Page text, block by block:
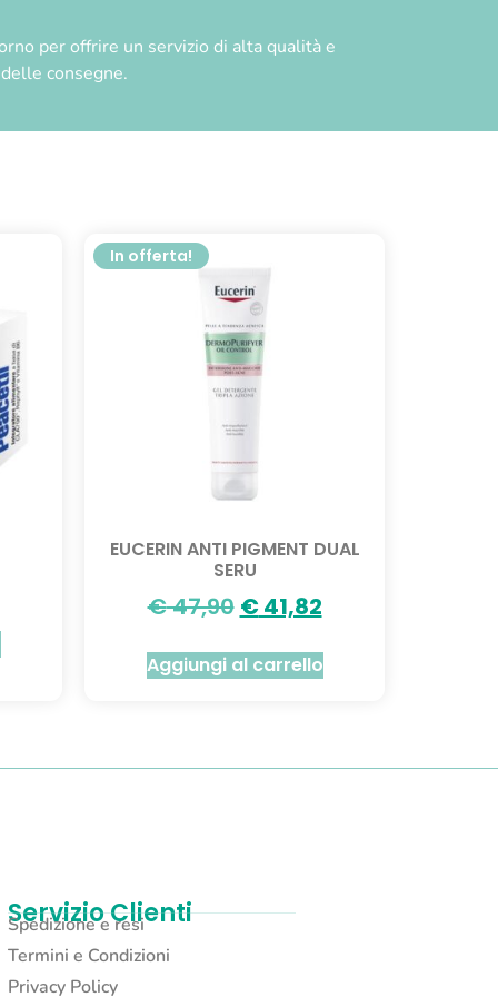
per offrire un servizio di alta qualità e
consegne.
In offerta!
EUCERIN ANTI PIGMENT DUAL
SERU
€47,90 €41,82
Aggiungi al carrello
Servizio Clienti
Spedizione e resi
Termini e Condizioni
Privacy Policy